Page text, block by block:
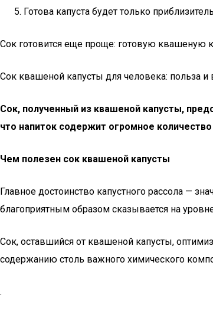
Готова капуста будет только
Сок готовится еще проще: готовую квашеную
Сок квашеной капусты для человека: польза и
Сок, полученный из квашеной капусты,
что напиток содержит огромное
Чем полезен сок квашеной капусты
Главное достоинство капустного рассола —
благоприятным образом сказывается на
Сок, оставшийся от квашеной капусты,
содержанию столь важного химического
.